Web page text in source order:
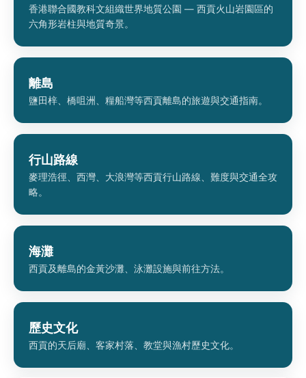
香港聯合國教科文組織世界地質公園 — 西貢火山岩園區的
六角形岩柱與地質奇景。
離島
鹽田梓、橋咀洲、糧船灣等西貢離島的旅遊與交通指南。
行山路線
麥理浩徑、西灣、大浪灣等西貢行山路線、難度與交通全攻
略。
海灘
西貢及離島的金黃沙灘、泳灘設施與前往方法。
歷史文化
西貢的天后廟、客家村落、教堂與漁村歷史文化。